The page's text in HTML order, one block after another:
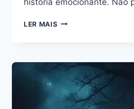
LER MAIS O
MUNDO
FILME
COMPLETO
DUBLADO
PARA